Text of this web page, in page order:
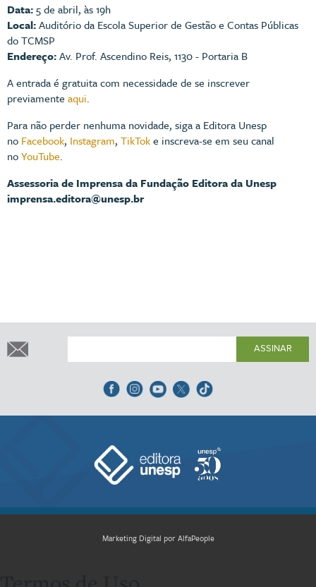
Data:5 de abril, às 19h
Local:Auditório da Escola Superior de Gestão e Contas Públicas
do TCMSP
Endereço:Av. Prof. Ascendino Reis, 1130 - Portaria B
A entrada é gratuita com necessidade de se inscrever
previamente aqui.
Para não perder nenhuma novidade, siga a Editora Unesp
no Facebook, Instagram, TikToke inscreva-se em seu canal
noYouTube.
Assessoria de Imprensa da Fundação Editora da Unesp
imprensa.editora@unesp.br
ASSINAR
Marketing Digital por AlfaPeople